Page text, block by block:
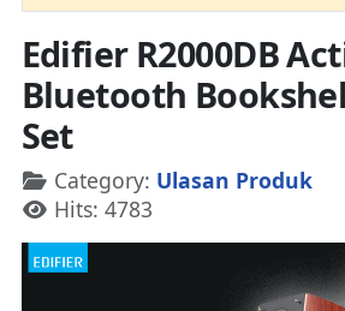
Edifier R2000DB
Bluetooth
Set
Details
Category: Ulasan Produk
Hits: 4783